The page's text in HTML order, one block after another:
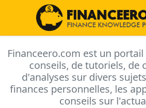
Financeero.com est un
conseils, de tutoriels, de
d'analyses sur divers
finances personnelles, les
conseils sur